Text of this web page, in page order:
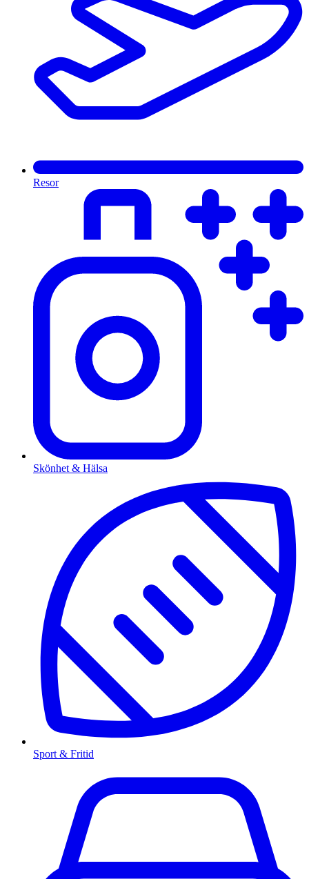
Resor
Skönhet & Hälsa
Sport & Fritid